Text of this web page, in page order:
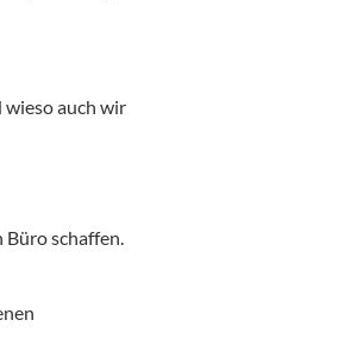
wieso auch wir
Büro schaffen.